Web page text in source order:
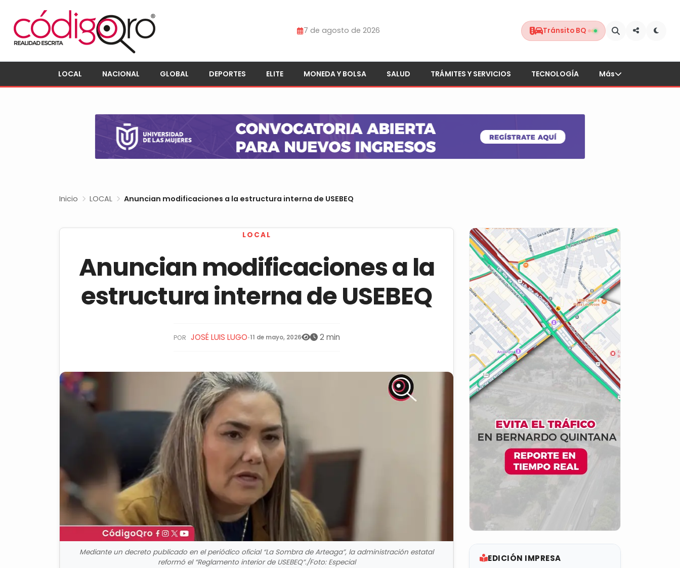
7 de agosto de 2026 Tránsito BQ
LOCAL NACIONAL GLOBAL DEPORTES ELITE MONEDA Y BOLSA SALUD TRÁMITES Y SERVICIOS TECNOLOGÍA Más
Inicio LOCAL Anuncian modificaciones a la estructura interna de USEBEQ
LOCAL
Anuncian modificaciones a la
estructura interna de USEBEQ
POR JOSÉ LUIS LUGO•11 de mayo, 2026 2 min
Mediante un decreto publicado en el periódico oficial “La Sombra de Arteaga”, la administración estatal
reformó el “Reglamento interior de USEBEQ”./Foto: Especial
EDICIÓN IMPRESA